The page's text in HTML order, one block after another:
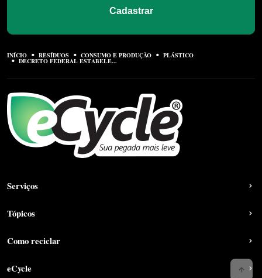
Cadastrar
INÍCIO RESÍDUOS CONSUMO E PRODUÇÃO PLÁSTICO
DECRETO FEDERAL ESTABELE...
Serviços
Tópicos
Como reciclar
eCycle